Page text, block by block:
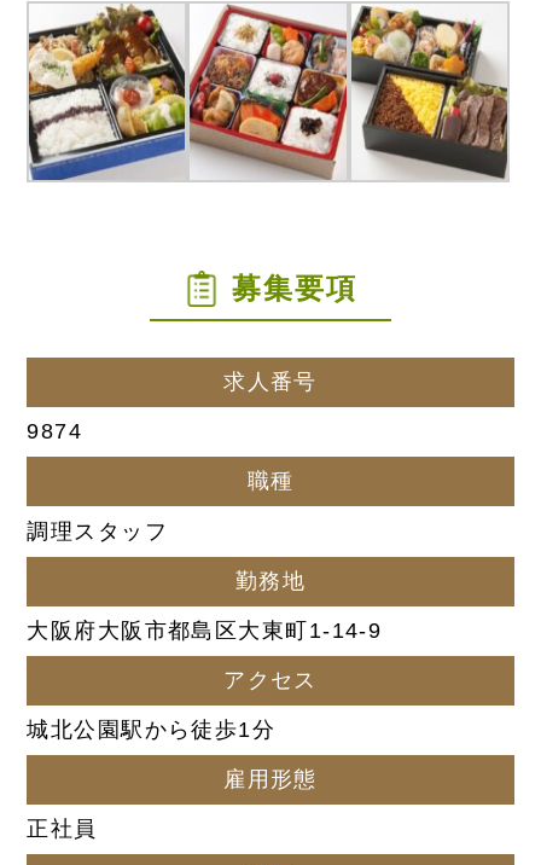
募集要項
求人番号
9874
職種
調理スタッフ
勤務地
大阪府大阪市都島区大東町1-14-9
アクセス
城北公園駅から徒歩1分
雇用形態
正社員